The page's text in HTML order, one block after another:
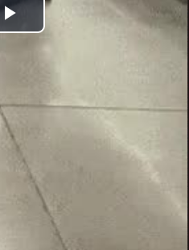
Play
Video